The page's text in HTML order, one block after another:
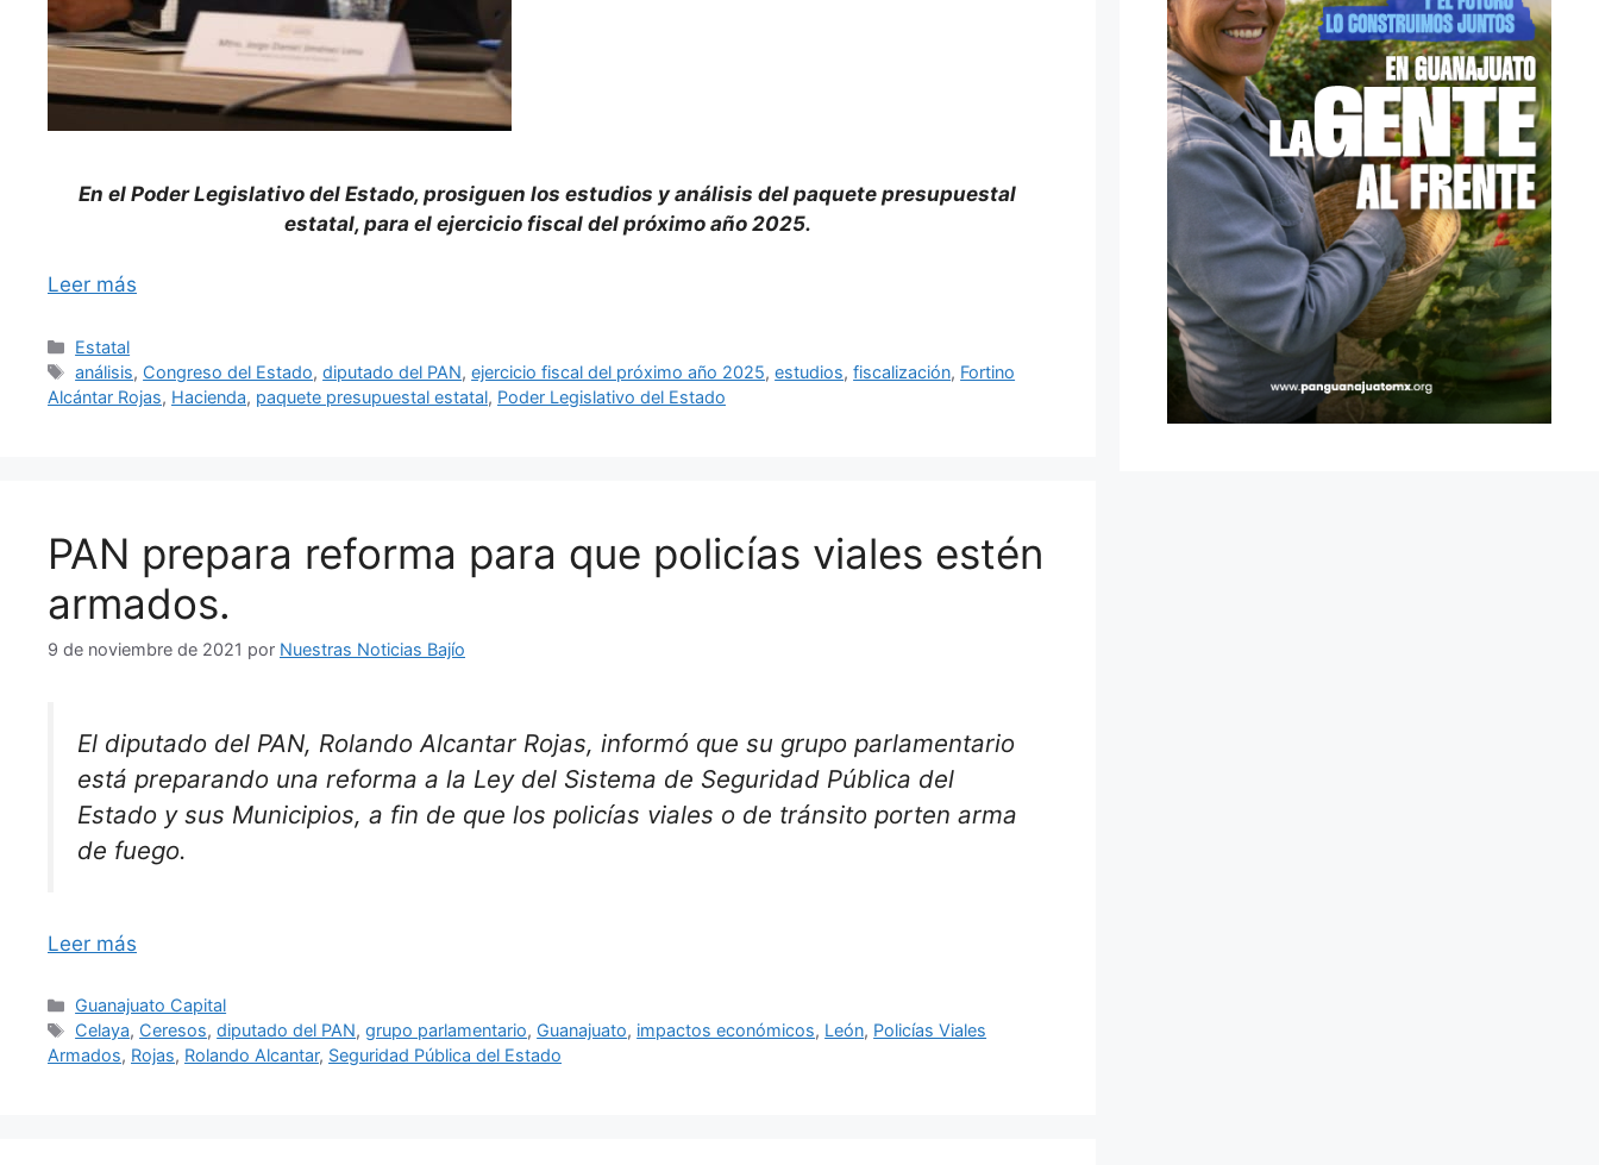
En el Poder Legislativo del Estado, prosiguen los estudios y análisis del paquete presupuestal
estatal, para el ejercicio fiscal del próximo año 2025.
Leer más
Categorías
Estatal
Etiquetas
análisis, Congreso del Estado,diputado del PAN,ejercicio fiscal del próximo año 2025,estudios,fiscalización, Fortino
Alcántar Rojas, Hacienda, paquete presupuestal estatal, Poder Legislativo del Estado
PAN prepara reforma para que policías viales estén
armados.
9 de noviembre de 2021 por Nuestras Noticias Bajío
El diputado del PAN, Rolando Alcantar Rojas, informó que su grupo parlamentario
está preparando una reforma a la Ley del Sistema de Seguridad Pública del
Estado y sus Municipios, a fin de que los policías viales o de tránsito porten arma
de fuego.
Leer más
Categorías
Guanajuato Capital
Etiquetas
Celaya, Ceresos,diputado del PAN,grupo parlamentario, Guanajuato, impactos económicos, León, Policías Viales
Armados, Rojas, Rolando Alcantar, Seguridad Pública del Estado